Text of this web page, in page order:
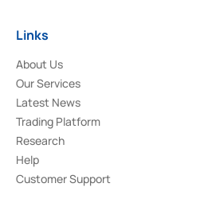
Links
About Us
Our Services
Latest News
Trading Platform
Research
Help
Customer Support